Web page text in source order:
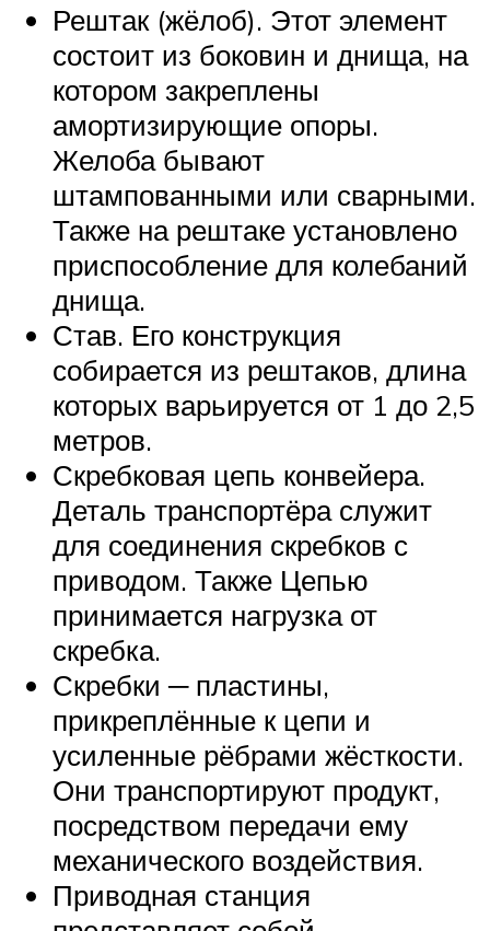
Рештак (жёлоб). Этот элемент
состоит из боковин и днища, на
котором закреплены
амортизирующие опоры.
Желоба бывают
штампованными или сварными.
Также на рештаке установлено
приспособление для колебаний
днища.
Став. Его конструкция
собирается из рештаков, длина
которых варьируется от 1 до 2,5
метров.
Скребковая цепь конвейера.
Деталь транспортёра служит
для соединения скребков с
приводом. Также Цепью
принимается нагрузка от
скребка.
Скребки ─ пластины,
прикреплённые к цепи и
усиленные рёбрами жёсткости.
Они транспортируют продукт,
посредством передачи ему
механического воздействия.
Приводная станция